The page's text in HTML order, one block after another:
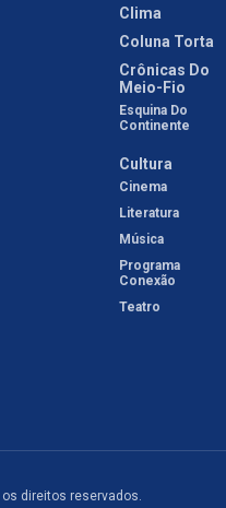
Clima
Coluna Torta
Crônicas Do
Meio-Fio
Esquina Do
Continente
Cultura
Cinema
Literatura
Música
Programa
Conexão
Teatro
direitos reservados.